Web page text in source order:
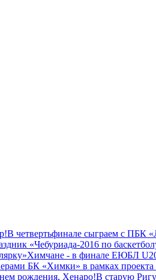
В четвертьфинале сыграем с ПБК
«Чебуриада-2016 по
Химчане - в финале ЕЮБЛ
БК «Химки» в рамках проекта
рождения, Хенаро!В старую Ригу